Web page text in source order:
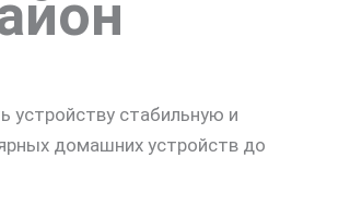
устройству стабильную и
домашних устройств до